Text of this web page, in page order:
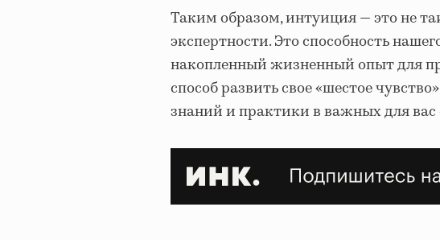
Таким образом, интуиция — это не
экспертности. Это способность
накопленный жизненный опыт для
способ развить свое «шестое
знаний и практики в важных для